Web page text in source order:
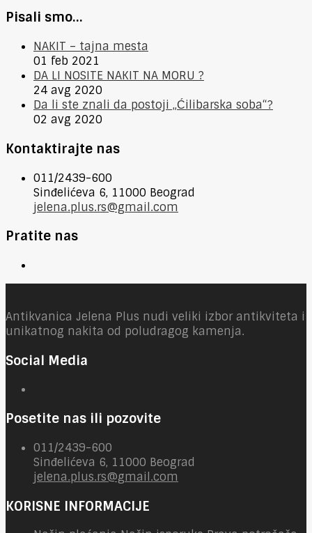
Pisali smo…
NAKIT – tajna mesta
01 feb 2021
DA LI NOSITE NAKIT NA MORU ?
24 avg 2020
Da li ste znali da postoji „Ćilibarska soba“?
02 avg 2020
Kontaktirajte nas
011/2439-600
Sinđelićeva 6, 11000 Beograd
jelena.plus.rs@gmail.com
Pratite nas
Antikvanica Jelena Plus nudi veliki izbor antikviteta i
unikatnog nakita od poludragog kamenja.
Social Media
Posetite nas ili pozovite
011/2439-600
Sinđelićeva 6, 11000 Beograd
jelena.plus.rs@gmail.com
KORISNE INFORMACIJE